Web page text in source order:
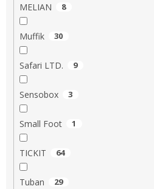
MELIAN 8
Muffik 30
Safari LTD. 9
Sensobox 3
Small Foot 1
TICKIT 64
Tuban 29